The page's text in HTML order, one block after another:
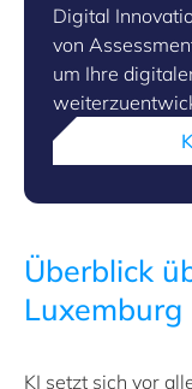
Digital
von
um Ihre
Überblick
Luxemburg
KI setzt sich vor